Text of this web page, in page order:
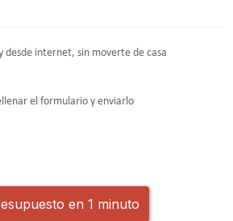
desde internet, sin moverte de casa
el formulario y enviarlo
en 1 minuto